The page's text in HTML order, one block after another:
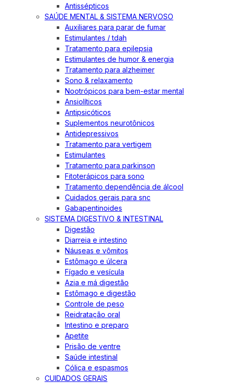
Antissépticos
SAÚDE MENTAL & SISTEMA NERVOSO
Auxiliares para parar de fumar
Estimulantes / tdah
Tratamento para epilepsia
Estimulantes de humor & energia
Tratamento para alzheimer
Sono & relaxamento
Nootrópicos para bem-estar mental
Ansiolíticos
Antipsicóticos
Suplementos neurotônicos
Antidepressivos
Tratamento para vertigem
Estimulantes
Tratamento para parkinson
Fitoterápicos para sono
Tratamento dependência de álcool
Cuidados gerais para snc
Gabapentinoides
SISTEMA DIGESTIVO & INTESTINAL
Digestão
Diarreia e intestino
Náuseas e vômitos
Estômago e úlcera
Fígado e vesícula
Azia e má digestão
Estômago e digestão
Controle de peso
Reidratação oral
Intestino e preparo
Apetite
Prisão de ventre
Saúde intestinal
Cólica e espasmos
CUIDADOS GERAIS